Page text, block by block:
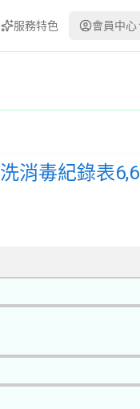
服務特色 會員中心
：NAIF115040297 |
最低標 | 資料來
消毒紀錄表